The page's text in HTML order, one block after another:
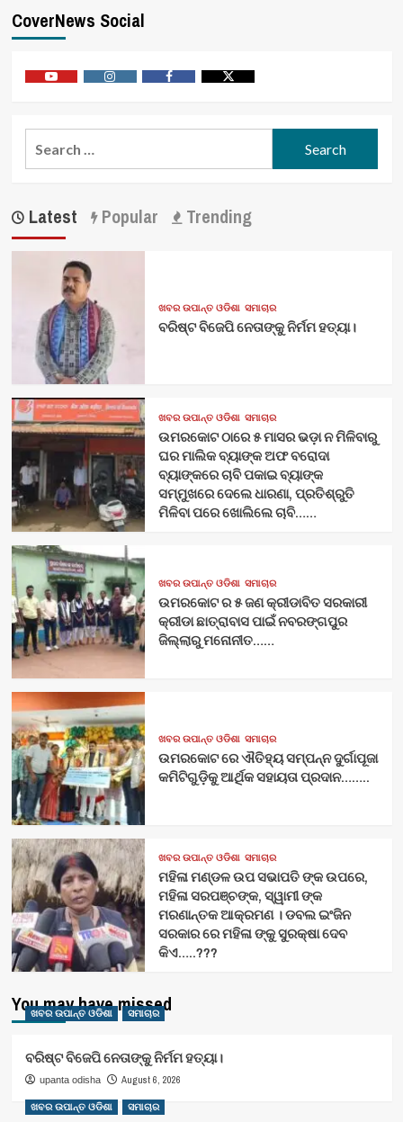
CoverNews Social
Latest Popular Trending
ଖବର ଉପାନ୍ତ ଓଡିଶା ସମାଚାର
ବରିଷ୍ଟ ବିଜେପି ନେତାଙ୍କୁ ନିର୍ମମ ହତ୍ୟା।
ଖବର ଉପାନ୍ତ ଓଡିଶା ସମାଚାର
ଉମରକୋଟ ଠାରେ ୫ ମାସର ଭଡ଼ା ନ ମିଳିବାରୁ
ଘର ମାଲିକ ବ୍ୟାଙ୍କ ଅଫ ବରୋଦା
ବ୍ୟାଙ୍କରେ ଚାବି ପକାଇ ବ୍ୟାଙ୍କ
ସମ୍ମୁଖରେ ଦେଲେ ଧାରଣା, ପ୍ରତିଶ୍ରୁତି
ମିଳିବା ପରେ ଖୋଲିଲେ ଚାବି……
ଖବର ଉପାନ୍ତ ଓଡିଶା ସମାଚାର
ଉମରକୋଟ ର ୫ ଜଣ କ୍ରୀଡାବିତ ସରକାରୀ
କ୍ରୀଡା ଛାତ୍ରାବାସ ପାଇଁ ନବରଙ୍ଗପୁର
ଜିଲ୍ଲାରୁ ମନୋନୀତ……
ଖବର ଉପାନ୍ତ ଓଡିଶା ସମାଚାର
ଉମରକୋଟ ରେ ଐତିହ୍ୟ ସମ୍ପନ୍ନ ଦୁର୍ଗାପୂଜା
କମିଟିଗୁଡ଼ିକୁ ଆର୍ଥିକ ସହାୟତା ପ୍ରଦାନ……..
ଖବର ଉପାନ୍ତ ଓଡିଶା ସମାଚାର
ମହିଳା ମଣ୍ଡଳ ଉପ ସଭାପତି ଙ୍କ ଉପରେ,
ମହିଳା ସରପଞ୍ଚଙ୍କ, ସ୍ୱାମୀ ଙ୍କ
ମରଣାନ୍ତକ ଆକ୍ରମଣ । ଡବଲ ଇଂଜିନ
ସରକାର ରେ ମହିଳା ଙ୍କୁ ସୁରକ୍ଷା ଦେବ
କିଏ…..???
You may have missed
ଖବର ଉପାନ୍ତ ଓଡିଶା ସମାଚାର
ବରିଷ୍ଟ ବିଜେପି ନେତାଙ୍କୁ ନିର୍ମମ ହତ୍ୟା।
upanta odisha August 6, 2026
ଖବର ଉପାନ୍ତ ଓଡିଶା ସମାଚାର